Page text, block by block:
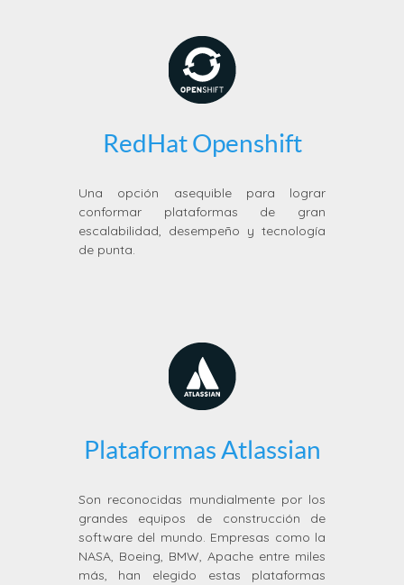
RedHat Openshift
Una opción asequible para lograr
conformar plataformas de gran
escalabilidad, desempeño y tecnología
de punta.
Plataformas Atlassian
Son reconocidas mundialmente por los
grandes equipos de construcción de
software del mundo. Empresas como la
NASA, Boeing, BMW, Apache entre miles
más, han elegido estas plataformas